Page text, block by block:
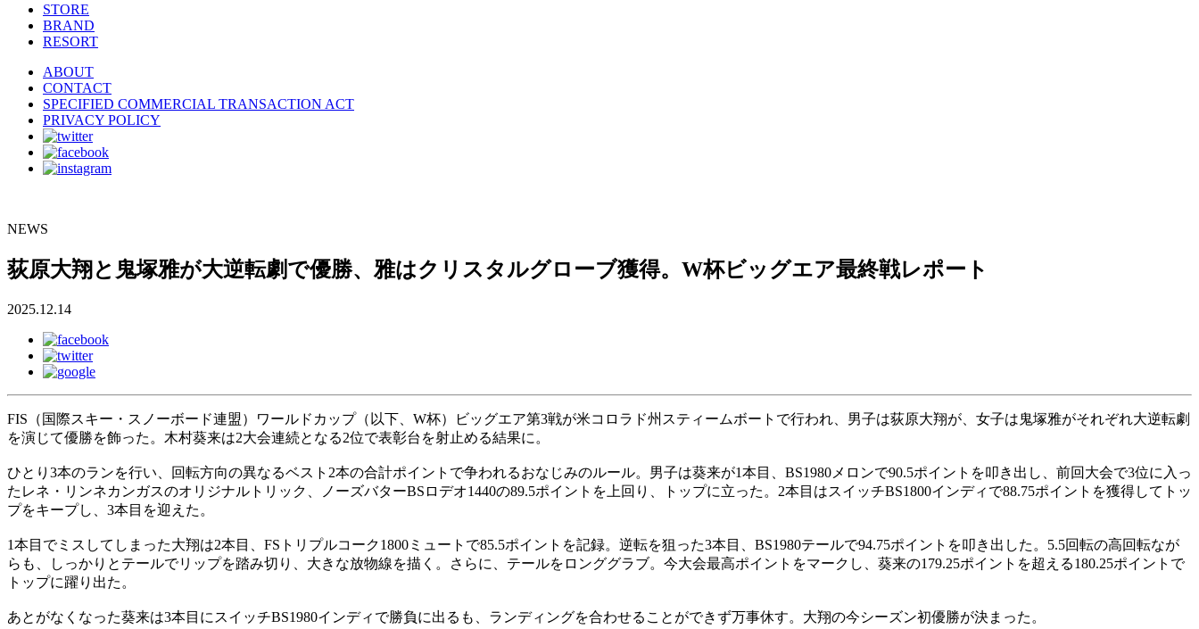
STORE
BRAND
RESORT
ABOUT
CONTACT
SPECIFIED COMMERCIAL TRANSACTION ACT
PRIVACY POLICY
NEWS
荻原大翔と鬼塚雅が大逆転劇で優勝、雅はクリスタルグローブ獲得。W杯ビッグエア最終戦レポート
2025.12.14
FIS（国際スキー・スノーボード連盟）ワールドカップ（以下、W杯）ビッグエア第3戦が米コロラド州スティームボートで行われ、男子は荻原大翔が、女子は鬼塚雅がそれぞれ大逆転劇
を演じて優勝を飾った。木村葵来は2大会連続となる2位で表彰台を射止める結果に。
ひとり3本のランを行い、回転方向の異なるベスト2本の合計ポイントで争われるおなじみのルール。男子は葵来が1本目、BS1980メロンで90.5ポイントを叩き出し、前回大会で3位に入っ
たレネ・リンネカンガスのオリジナルトリック、ノーズバターBSロデオ1440の89.5ポイントを上回り、トップに立った。2本目はスイッチBS1800インディで88.75ポイントを獲得してトッ
プをキープし、3本目を迎えた。
1本目でミスしてしまった大翔は2本目、FSトリプルコーク1800ミュートで85.5ポイントを記録。逆転を狙った3本目、BS1980テールで94.75ポイントを叩き出した。5.5回転の高回転なが
らも、しっかりとテールでリップを踏み切り、大きな放物線を描く。さらに、テールをロンググラブ。今大会最高ポイントをマークし、葵来の179.25ポイントを超える180.25ポイントで
トップに躍り出た。
あとがなくなった葵来は3本目にスイッチBS1980インディで勝負に出るも、ランディングを合わせることができず万事休す。大翔の今シーズン初優勝が決まった。